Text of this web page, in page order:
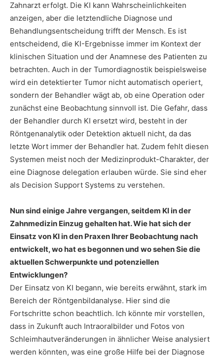
Zahnarzt erfolgt. Die KI kann Wahrscheinlichkeiten
anzeigen, aber die letztendliche Diagnose und
Behandlungsentscheidung trifft der Mensch. Es ist
entscheidend, die KI-Ergebnisse immer im Kontext der
klinischen Situation und der Anamnese des Patienten zu
betrachten. Auch in der Tumordiagnostik beispielsweise
wird ein detektierter Tumor nicht automatisch operiert,
sondern der Behandler wägt ab, ob eine Operation oder
zunächst eine Beobachtung sinnvoll ist. Die Gefahr, dass
der Behandler durch KI ersetzt wird, besteht in der
Röntgenanalytik oder Detektion aktuell nicht, da das
letzte Wort immer der Behandler hat. Zudem fehlt diesen
Systemen meist noch der Medizinprodukt-Charakter, der
eine Diagnose delegation erlauben würde. Sie sind eher
als Decision Support Systems zu verstehen.
Nun sind einige Jahre vergangen, seitdem KI in der
Zahnmedizin Einzug gehalten hat. Wie hat sich der
Einsatz von KI in den Praxen Ihrer Beobachtung nach
entwickelt, wo hat es begonnen und wo sehen Sie die
aktuellen Schwerpunkte und potenziellen
Entwicklungen?
Der Einsatz von KI begann, wie bereits erwähnt, stark im
Bereich der Röntgenbildanalyse. Hier sind die
Fortschritte schon beachtlich. Ich könnte mir vorstellen,
dass in Zukunft auch Intraoralbilder und Fotos von
Schleimhautveränderungen in ähnlicher Weise analysiert
werden könnten, was eine große Hilfe bei der Diagnose